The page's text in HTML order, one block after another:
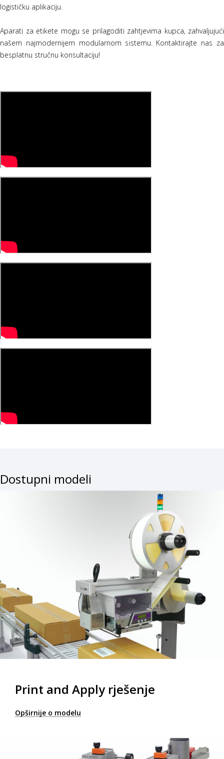
logističku aplikaciju.
Aparati za etikete mogu se prilagoditi zahtjevima kupca, zahvaljujući
našem najmodernijem modularnom sistemu. Kontaktirajte nas za
besplatnu stručnu konsultaciju!
Dostupni modeli
Print and Apply rješenje
Opširnije o modelu